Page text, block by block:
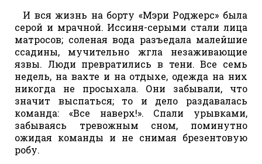
И вся жизнь на борту «Мэри Роджерс» была
серой и мрачной. Иссиня-серыми стали лица
матросов; соленая вода разъедала малейшие
ссадины, мучительно жгла незаживающие
язвы. Люди превратились в тени. Все семь
недель, на вахте и на отдыхе, одежда на них
никогда не просыхала. Они забывали, что
значит выспаться; то и дело раздавалась
команда: «Все наверх!». Спали урывками,
забываясь тревожным сном, поминутно
ожидая команды и не снимая брезентовую
робу.